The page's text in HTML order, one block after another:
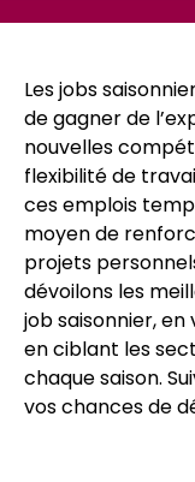
Les jobs
de gagner de
nouvelles
flexibilité de
ces emplois
moyen de
projets
dévoilons les
job saisonnier,
en ciblant les
chaque saison.
vos chances de